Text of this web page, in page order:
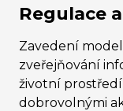
Regulace
Zavedení
zveřejňování
životní
dobrovolnými